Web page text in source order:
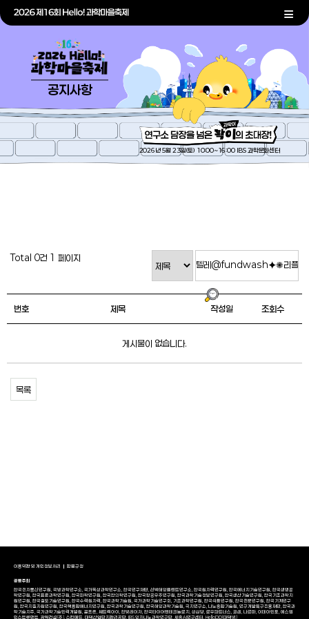
공지사항
2026년 5월 23일(토) 10:00~16:00 IBS 과학문화센터
Total 0건 1 페이지
번호 제목 작성일 조회수
게시물이 없습니다.
목록
이용약관 및 개인정보처리 환불규정
공동주최
한국전자통신연구원, 국방과학연구소, 국가독성과학연구소, 한국연구재단, 선박해양플랜트연구소, 한국원자력연구원, 한국에너지기술연구원, 한국생명공
학연구원, 한국표준과학연구원, 한국화학연구원, 한국한의학연구원, 한국항공우주연구원, 한국과학기술정보연구원, 한국생산기술연구원, 한국기초과학지
원연구원, 한국철도기술연구원, 한국수력원자력, 한국과학기술원, 국가과학기술연구회, 기초과학연구원, 한국식품연구원, 한국천문연구원, 한국기계연구
원, 한국지질자원연구원, 한국핵융합에너지연구원, 한국과학기술연구원, 한국해양과학기술원, 극지연구소, 나노종합기술원, 연구개발특구진흥재단, 한국과
학기술지주, 국가과학기술인력개발원, 골프존, 쎄트렉아이, 한빛레이저, 한국타이어앤테크놀로지, 성심당, 로우파트너스, 코셈, 나르마, 이데아인포, 에스엠
인스트루먼트, 광혁건설(주), 스킨메드, 대덕산업단지관리공단, IBS 양자나노과학연구단, 세종AI연구센터, HelloDD(대덕넷)